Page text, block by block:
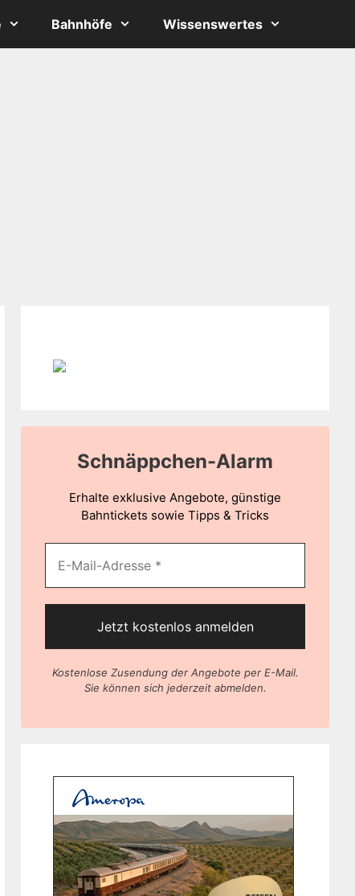
Bahnhöfe Wissenswertes
Schnäppchen-Alarm
Erhalte exklusive Angebote, günstige
Bahntickets sowie Tipps & Tricks
Kostenlose Zusendung der Angebote per E-Mail.
Sie können sich jederzeit abmelden.